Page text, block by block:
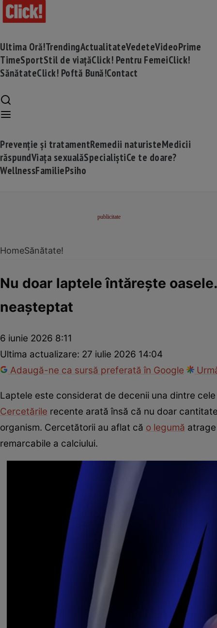
Ultima Oră!TrendingActualitateVedeteVideoPrime
TimeSportStil de viațăClick! Pentru FemeiClick!
SănătateClick! Poftă Bună!Contact
Prevenție și tratamentRemedii naturisteMedicii
răspundViața sexualăSpecialiștiCe te doare?
WellnessFamiliePsiho
HomeSănătate!
Nu doar laptele întărește
neașteptat
6 iunie 2026 8:11
Ultima actualizare: 27 iulie 2026 14:04
Adaugă-ne ca sursă preferată în Google
Laptele este considerat de decenii una dintre
Cercetările recente arată însă că nu doar
organism. Cercetătorii au aflat că o legumă
remarcabile a calciului.